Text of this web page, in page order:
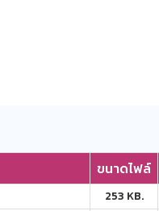
ขนาดไฟล์
253 KB.